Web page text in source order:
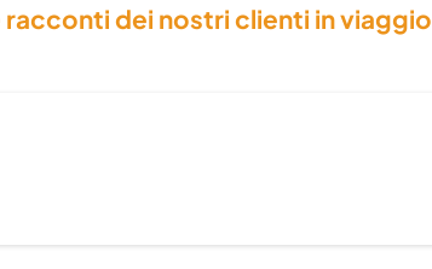
dei nostri clienti in viaggio